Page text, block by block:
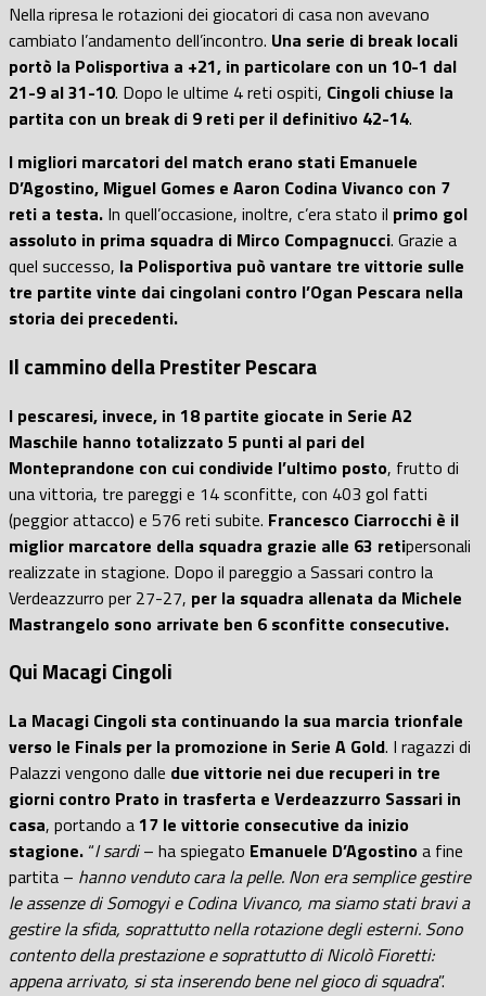
Nella ripresa le rotazioni dei giocatori di casa non avevano
cambiato l’andamento dell’incontro. Una serie di break locali
portò la Polisportiva a +21, in particolare con un 10-1 dal
21-9 al 31-10. Dopo le ultime 4 reti ospiti, Cingoli chiuse la
partita con un break di 9 reti per il definitivo 42-14.
I migliori marcatori del match erano stati Emanuele
D’Agostino, Miguel Gomes e Aaron Codina Vivanco con 7
reti a testa. In quell’occasione, inoltre, c’era stato il primo gol
assoluto in prima squadra di Mirco Compagnucci. Grazie a
quel successo, la Polisportiva può vantare tre vittorie sulle
tre partite vinte dai cingolani contro l’Ogan Pescara nella
storia dei precedenti.
Il cammino della Prestiter Pescara
I pescaresi, invece, in 18 partite giocate in Serie A2
Maschile hanno totalizzato 5 punti al pari del
Monteprandone con cui condivide l’ultimo posto, frutto di
una vittoria, tre pareggi e 14 sconfitte, con 403 gol fatti
(peggior attacco) e 576 reti subite. Francesco Ciarrocchi è il
miglior marcatore della squadra grazie alle 63 retipersonali
realizzate in stagione. Dopo il pareggio a Sassari contro la
Verdeazzurro per 27-27, per la squadra allenata da Michele
Mastrangelo sono arrivate ben 6 sconfitte consecutive.
Qui Macagi Cingoli
La Macagi Cingoli sta continuando la sua marcia trionfale
verso le Finals per la promozione in Serie A Gold. I ragazzi di
Palazzi vengono dalle due vittorie nei due recuperi in tre
giorni contro Prato in trasferta e Verdeazzurro Sassari in
casa, portando a17 le vittorie consecutive da inizio
stagione. “I sardi– ha spiegato Emanuele D’Agostinoa fine
partita – hanno venduto cara la pelle. Non era semplice gestire
le assenze di Somogyi e Codina Vivanco, ma siamo stati bravi a
gestire la sfida, soprattutto nella rotazione degli esterni. Sono
contento della prestazione e soprattutto di Nicolò Fioretti:
appena arrivato, si sta inserendo bene nel gioco di squadra”.